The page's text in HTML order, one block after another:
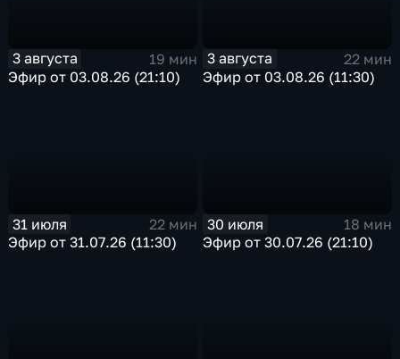
3 августа
19 мин
Эфир от 03.08.26 (21:10)
3 августа
22 мин
Эфир от 03.08.26 (11:30)
31 июля
22 мин
Эфир от 31.07.26 (11:30)
30 июля
18 мин
Эфир от 30.07.26 (21:10)